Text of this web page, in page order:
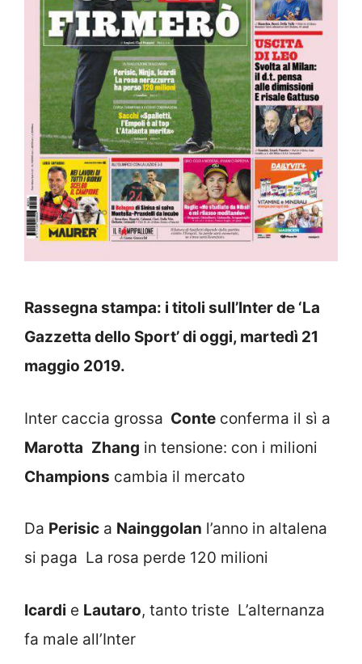
Rassegna stampa: i titoli sull’Inter de ‘La
Gazzetta dello Sport’ di oggi, martedì 21
maggio 2019.
Inter caccia grossa Conte conferma il sì a
Marotta Zhang in tensione: con i milioni
Champions cambia il mercato
Da Perisic a Nainggolan l’anno in altalena
si paga La rosa perde 120 milioni
Icardi e Lautaro, tanto triste L’alternanza
fa male all’Inter